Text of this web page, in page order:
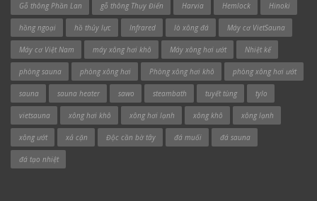
Gỗ thông Phần Lan gỗ thông Thụy Điển Harvia Hemlock Hinoki
hồng ngoại hồ thủy lực Infrared lò xông đá Máy cơ VietSauna
Máy cơ Việt Nam máy xông hơi khô Máy xông hơi ướt Nhiệt kế
phòng sauna phòng xông hơi Phòng xông hơi khô phòng xông hơi ướt
sauna sauna heater sawo steambath tuyết tùng tylo
vietsauna xông hơi khô xông hơi lạnh xông khô xông lạnh
xông ướt xả cặn Độc cần bờ tây đá muối đá sauna
đá tạo nhiệt